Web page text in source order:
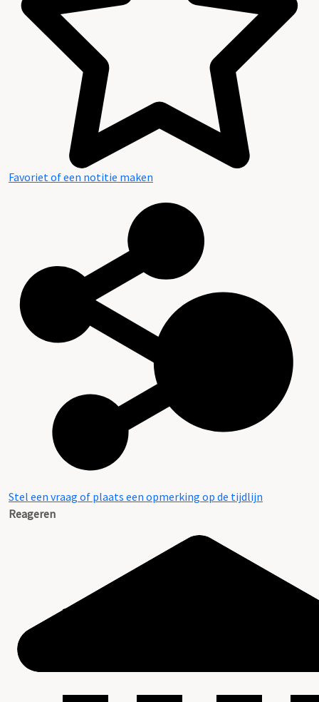
Favoriet of een notitie maken
Stel een vraag of plaats een opmerking op de tijdlijn
Reageren